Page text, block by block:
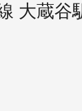
大蔵谷